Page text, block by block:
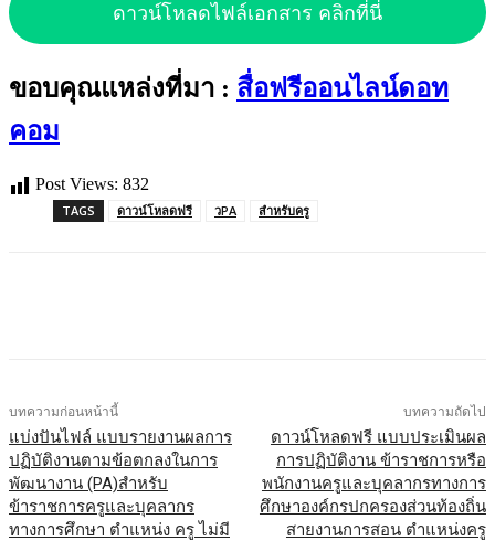
ดาวน์โหลดไฟล์เอกสาร คลิกที่นี่
ขอบคุณแหล่งที่มา : สื่อฟรีออนไลน์ดอท
คอม
Post Views: 832
TAGS ดาวน์โหลดฟรี วPA สำหรับครู
บทความก่อนหน้านี้
แบ่งปันไฟล์ แบบรายงานผลการ
ปฏิบัติงานตามข้อตกลงในการ
พัฒนางาน (PA)สำหรับ
ข้าราชการครูและบุคลากร
ทางการศึกษา ตำแหน่ง ครู ไม่มี
บทความถัดไป
ดาวน์โหลดฟรี แบบประเมินผล
การปฏิบัติงาน ข้าราชการหรือ
พนักงานครูและบุคลากรทางการ
ศึกษาองค์กรปกครองส่วนท้องถิ่น
สายงานการสอน ตำแหน่งครู